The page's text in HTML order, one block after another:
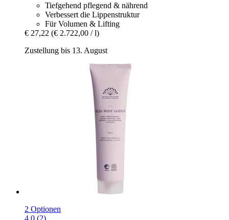
Tiefgehend pflegend & nährend
Verbessert die Lippenstruktur
Für Volumen & Lifting
€ 27,22 (€ 2.722,00 / l)
Zustellung bis 13. August
2 Optionen
4.0 (2)